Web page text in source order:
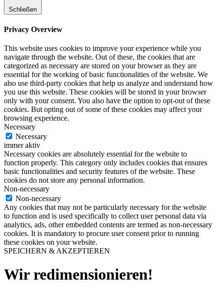
Schließen
Privacy Overview
This website uses cookies to improve your experience while you
navigate through the website. Out of these, the cookies that are
categorized as necessary are stored on your browser as they are
essential for the working of basic functionalities of the website. We
also use third-party cookies that help us analyze and understand how
you use this website. These cookies will be stored in your browser
only with your consent. You also have the option to opt-out of these
cookies. But opting out of some of these cookies may affect your
browsing experience.
Necessary
Necessary
immer aktiv
Necessary cookies are absolutely essential for the website to
function properly. This category only includes cookies that ensures
basic functionalities and security features of the website. These
cookies do not store any personal information.
Non-necessary
Non-necessary
Any cookies that may not be particularly necessary for the website
to function and is used specifically to collect user personal data via
analytics, ads, other embedded contents are termed as non-necessary
cookies. It is mandatory to procure user consent prior to running
these cookies on your website.
SPEICHERN & AKZEPTIEREN
Wir redimensionieren!